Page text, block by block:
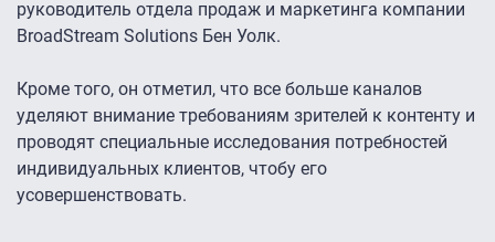
руководитель отдела продаж и маркетинга компании
BroadStream Solutions Бен Уолк.
Кроме того, он отметил, что все больше каналов
уделяют внимание требованиям зрителей к контенту и
проводят специальные исследования потребностей
индивидуальных клиентов, чтобу его
усовершенствовать.